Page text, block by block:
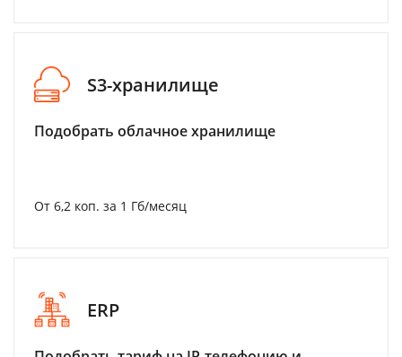
S3-хранилище
Подобрать облачное хранилище
От 6,2 коп. за 1 Гб/месяц
ERP